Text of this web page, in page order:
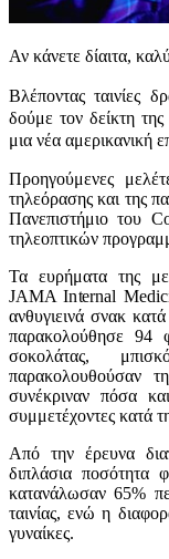
Αν κάνετε δίαιτα,
Βλέποντας ταινίες
δούμε τον δείκτη της
μια νέα αμερικανική
Προηγούμενες
τηλεόρασης και της
Πανεπιστήμιο του
τηλεοπτικών
Τα ευρήματα της
JAMA Internal
ανθυγιεινά σνακ
παρακολούθησε 94
σοκολάτας,
παρακολουθούσαν
συνέκριναν πόσα
συμμετέχοντες κατά
Από την έρευνα
διπλάσια ποσότητα
κατανάλωσαν 65%
ταινίας, ενώ η
γυναίκες.